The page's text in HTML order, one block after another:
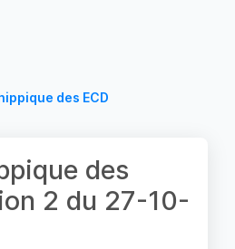
des ECD
des
2 du 27-10-